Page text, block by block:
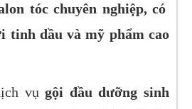
tóc chuyên nghiệp, có
tinh dầu và mỹ phẩm cao
vụgội đầu dưỡng sinh